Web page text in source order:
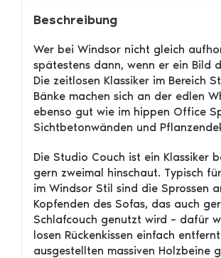
Beschreibung
Wer bei Windsor nicht gleich
spätestens dann, wenn er ein Bild
Die zeitlosen Klassiker im Bereich
Bänke machen sich an der edlen
ebenso gut wie im hippen Office
Sichtbetonwänden und
Die Studio Couch ist ein Klassiker
gern zweimal hinschaut. Typisch
im Windsor Stil sind die Sprossen
Kopfenden des Sofas, das auch
Schlafcouch genutzt wird – dafür
losen Rückenkissen einfach
ausgestellten massiven Holzbeine